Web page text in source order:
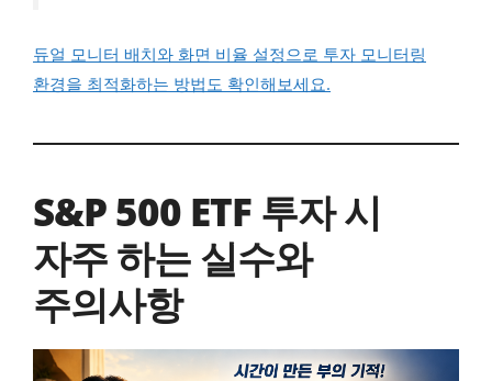
듀얼 모니터 배치와 화면 비율 설정으로 투자 모니터링
환경을 최적화하는 방법도 확인해보세요.
S&P 500 ETF 투자 시
자주 하는 실수와
주의사항